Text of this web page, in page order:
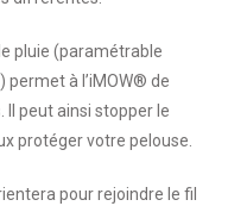
pluie (paramétrable
permet à l’iMOW® de
peut ainsi stopper le
protéger votre pelouse.
pour rejoindre le fil